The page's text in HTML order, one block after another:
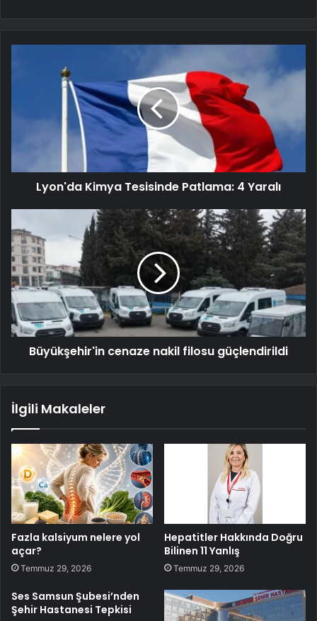
Lyon'da Kimya Tesisinde Patlama: 4 Yaralı
Büyükşehir'in cenaze nakil filosu güçlendirildi
İlgili Makaleler
Fazla kalsiyum nelere yol
açar?
Temmuz 29, 2026
Hepatitler Hakkında Doğru
Bilinen 11 Yanlış
Temmuz 29, 2026
Ses Samsun Şubesi’nden
Şehir Hastanesi Tepkisi